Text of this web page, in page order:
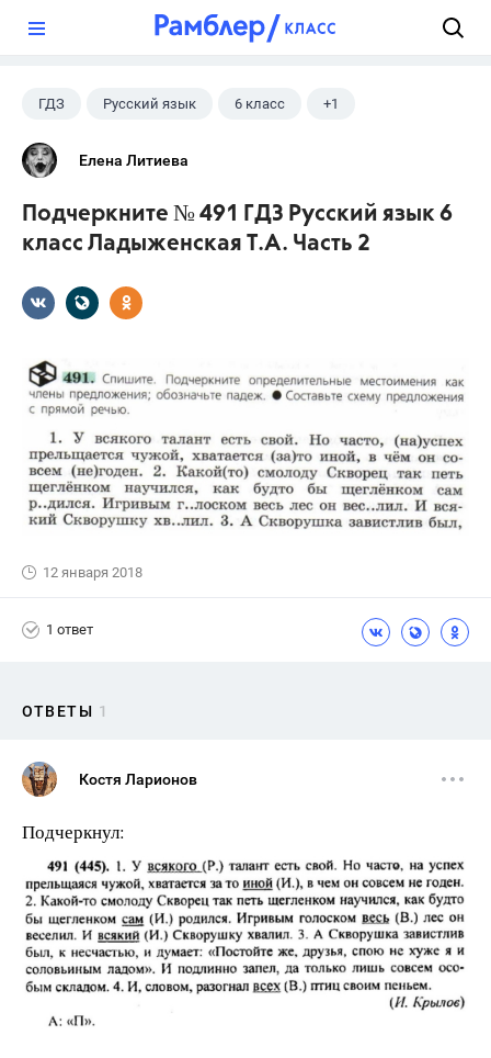
ГДЗ Русский язык 6 класс +1
Ладыженская Т.А.
Елена Литиева
Подчеркните № 491 ГДЗ Русский язык 6
класс Ладыженская Т.А. Часть 2
12 января 2018
1 ответ
ОТВЕТЫ 1
Костя Ларионов
Подчеркнул: